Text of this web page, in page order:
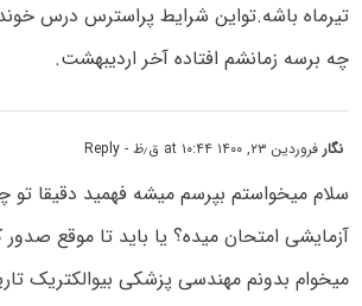
تیرماه باشه.تواین شرایط پراسترس درس
چه برسه زمانشم افتاده آخر اردیبهشت.
نگارفروردین ۲۳, ۱۴۰۰ at ۱۰:۴۴ ق٫ظ - Reply
سلام میخواستم بپرسم میشه فهمید دقیقا تو
آزمایشی امتحان میده؟ یا باید تا موقع
میخوام بدونم مهندسی پزشکی بیوالکتریک